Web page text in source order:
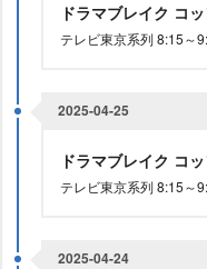
ドラマブレイク コ
テレビ東京系列 8:15～
2025-04-25
ドラマブレイク コ
テレビ東京系列 8:15～
2025-04-24